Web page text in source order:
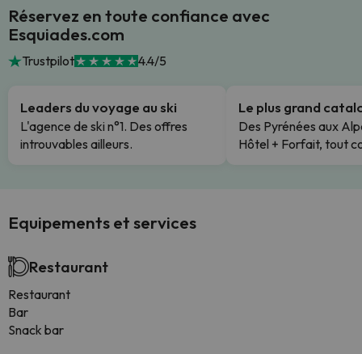
Réservez en toute confiance avec
Esquiades.com
Trustpilot 4.4/5
Leaders du voyage au ski
L'agence de ski n°1. Des offres
introuvables ailleurs.
Le plus grand
Des Pyrénées aux
Hôtel + Forfait, tout
Equipements et services
Restaurant
Restaurant
Bar
Snack bar